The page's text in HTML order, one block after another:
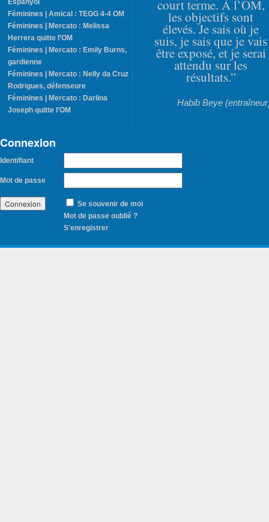
Espanyol
Féminines | Amical : TEGG 4-4 OM
Féminines | Mercato : Melissa
Herrera quitte l’OM
Féminines | Mercato : Emily Burns,
gardienne
Féminines | Mercato : Nelly da Cruz
Rodrigues, défenseure
Féminines | Mercato : Darlina
Joseph quitte l’OM
court terme. À l’OM,
les objectifs sont
élevés. Je sais où je
suis, je sais que je vais
être exposé, et je serai
attendu sur les
résultats.”
Habib Beye
Connexion
Identifiant
Mot de passe
Se souvenir de moi
Mot de passe oublié ?
S'enregistrer